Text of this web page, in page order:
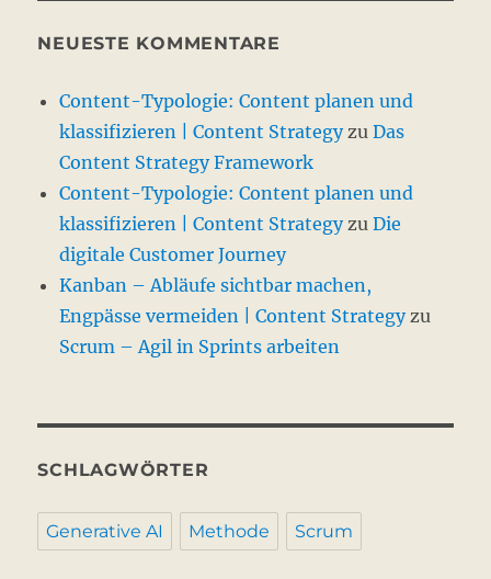
NEUESTE KOMMENTARE
Content-Typologie: Content planen und
klassifizieren | Content StrategyzuDas
Content Strategy Framework
Content-Typologie: Content planen und
klassifizieren | Content StrategyzuDie
digitale Customer Journey
Kanban – Abläufe sichtbar machen,
Engpässe vermeiden | Content Strategyzu
Scrum – Agil in Sprints arbeiten
SCHLAGWÖRTER
Generative AI Methode Scrum